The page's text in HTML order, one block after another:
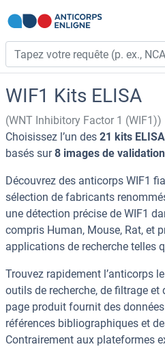
WIF1 Kits ELISA
(WNT Inhibitory Factor 1 (WIF1))
Choisissez l’un des 21 kits
basés sur8 images de validation
Découvrez des anticorps WIF1
sélection de fabricants
une détection précise de WIF1
compris Human, Mouse, Rat, et
applications de recherche telles
Trouvez rapidement l’anticorps
outils de recherche, de filtrage
page produit fournit des
références bibliographiques et
Contrairement aux plateformes